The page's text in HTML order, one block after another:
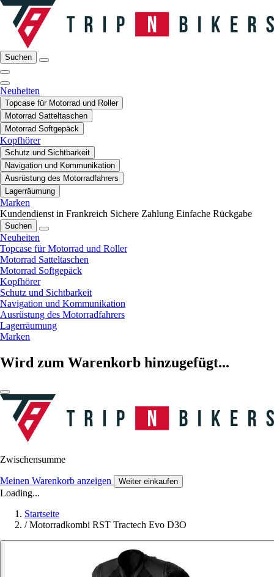
Suchen
Neuheiten
Topcase für Motorrad und Roller
Motorrad Satteltaschen
Motorrad Softgepäck
Kopfhörer
Schutz und Sichtbarkeit
Navigation und Kommunikation
Ausrüstung des Motorradfahrers
Lagerräumung
Marken
Kundendienst in Frankreich Sichere Zahlung Einfache Rückgabe
Suchen
Neuheiten
Topcase für Motorrad und Roller
Motorrad Satteltaschen
Motorrad Softgepäck
Kopfhörer
Schutz und Sichtbarkeit
Navigation und Kommunikation
Ausrüstung des Motorradfahrers
Lagerräumung
Marken
Wird zum Warenkorb hinzugefügt...
Zwischensumme
Meinen Warenkorb anzeigen Weiter einkaufen
Loading...
Startseite
/ Motorradkombi RST Tractech Evo D3O